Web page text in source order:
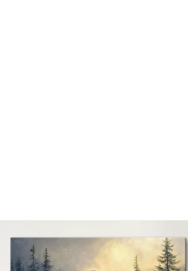
✓
✓ Стійкість до вицвітання
✓Безпечне чорнило без запаху
✓
✓